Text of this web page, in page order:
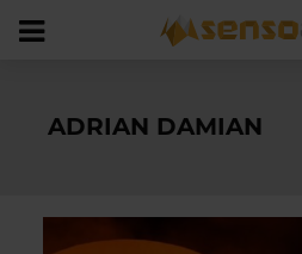
ADRIAN DAMIAN